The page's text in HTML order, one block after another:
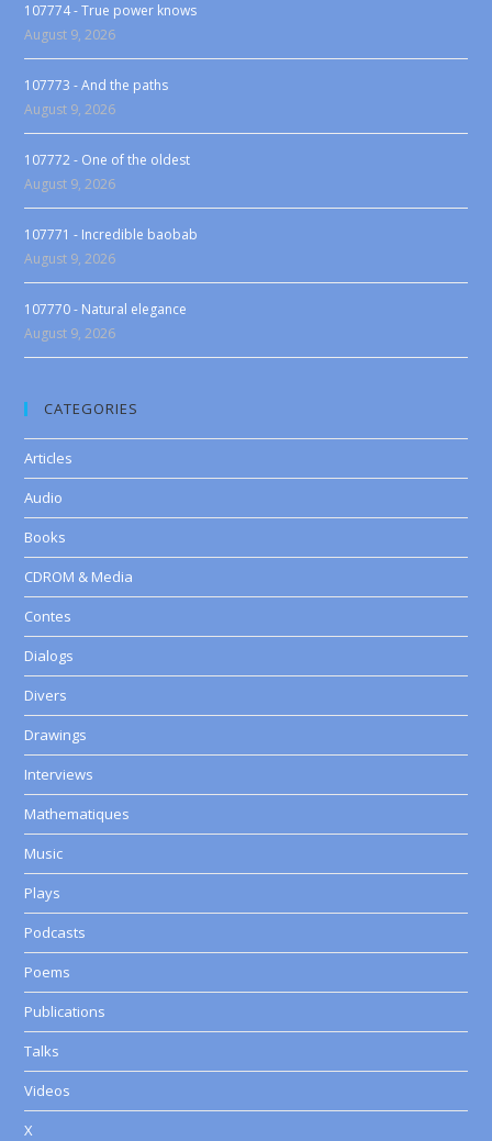
107774 - True power knows
August 9, 2026
107773 - And the paths
August 9, 2026
107772 - One of the oldest
August 9, 2026
107771 - Incredible baobab
August 9, 2026
107770 - Natural elegance
August 9, 2026
CATEGORIES
Articles
Audio
Books
CDROM & Media
Contes
Dialogs
Divers
Drawings
Interviews
Mathematiques
Music
Plays
Podcasts
Poems
Publications
Talks
Videos
X